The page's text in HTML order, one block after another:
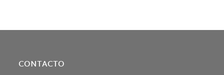
CONTACTO